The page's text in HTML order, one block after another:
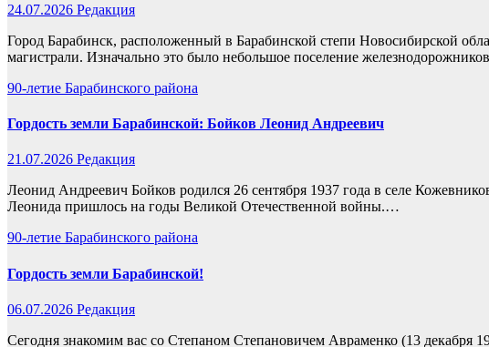
24.07.2026 Редакция
Город Барабинск, расположенный в Барабинской степи Новосибирской
магистрали. Изначально это было небольшое поселение
90-летие Барабинского района
Гордость земли Барабинской: Бойков Леонид Андреевич
21.07.2026 Редакция
Леонид Андреевич Бойков родился 26 сентября 1937 года в селе
Леонида пришлось на годы Великой Отечественной войны.…
90-летие Барабинского района
Гордость земли Барабинской!
06.07.2026 Редакция
Сегодня знакомим вас со Степаном Степановичем Авраменко (13 декабря